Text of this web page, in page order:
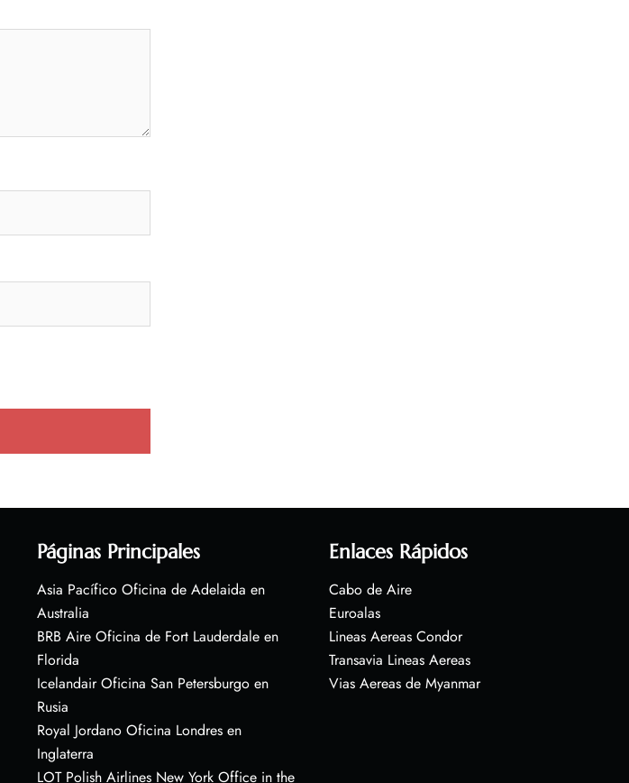
Páginas Principales
Asia Pacífico Oficina de Adelaida en
Australia
BRB Aire Oficina de Fort Lauderdale en
Florida
Icelandair Oficina San Petersburgo en
Rusia
Royal Jordano Oficina Londres en
Inglaterra
LOT Polish Airlines New York Office in the
Enlaces Rápidos
Cabo de Aire
Euroalas
Lineas Aereas Condor
Transavia Lineas Aereas
Vias Aereas de Myanmar